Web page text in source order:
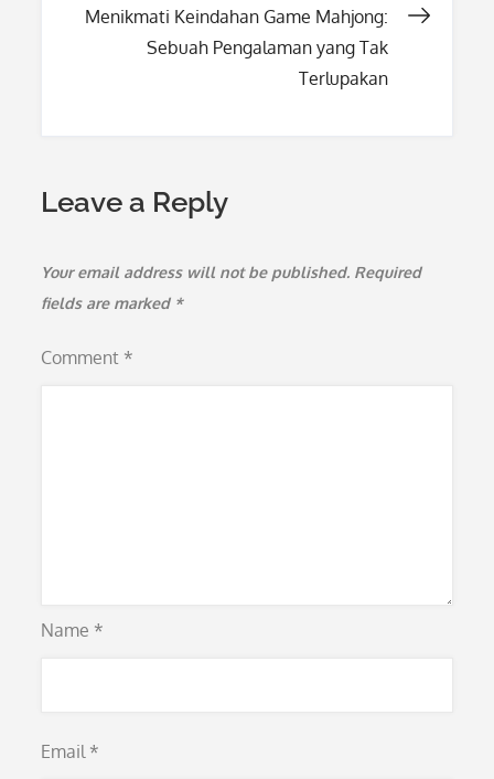
Menikmati Keindahan Game Mahjong:
Sebuah Pengalaman yang Tak
Terlupakan
Leave a Reply
Your email address will not be published. Required
fields are marked *
Comment *
Name *
Email *